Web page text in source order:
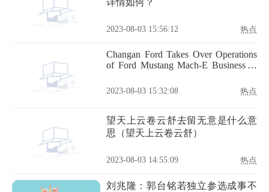
详情如何？
2023-08-03 15:56:12 热点
Changan Ford Takes Over Operations
of Ford Mustang Mach-E Business in
2023-08-03 15:32:08 热点
望天上云卷云舒去留无意是什么意
思（望天上云卷云舒）
2023-08-03 14:55:09 热点
刘兆隆：郭台铭若独立参选成事不